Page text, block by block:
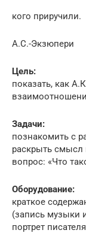
кого приручили.
А.С.-Экзюпери
Цель:
показать, как
Задачи:
познакомить с
раскрыть смысл
вопрос: «Что
Оборудование:
краткое
(запись музыки
портрет